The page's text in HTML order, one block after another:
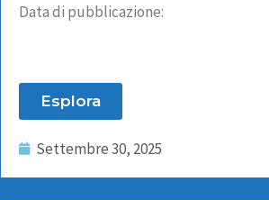
Data di pubblicazione:
Esplora
Settembre 30, 2025